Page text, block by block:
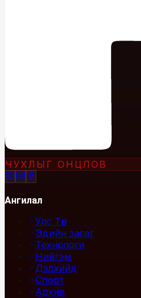
ЧУХЛЫГ ОНЦЛОВ
Ангилал
Улс Төр
Эдийн засаг
Технологи
Нийгэм
Дэлхийд
Спорт
Архив